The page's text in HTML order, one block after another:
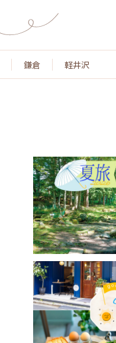
鎌倉 軽井沢
名所・旧跡 温泉・スパ